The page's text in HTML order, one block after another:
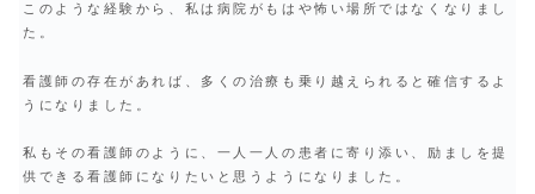
このような経験から、私は病院がもはや怖い場所ではなくなりまし
た。
看護師の存在があれば、多くの治療も乗り越えられると確信するよ
うになりました。
私もその看護師のように、一人一人の患者に寄り添い、励ましを提
供できる看護師になりたいと思うようになりました。